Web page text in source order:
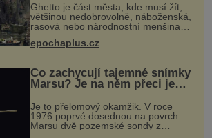
Ghetto je část města, kde musí žít,
většinou nedobrovolně, náboženská,
rasová nebo národnostní menšina
obyvatel. Bohaté historické
zkušenosti mají s takovým životem
epochaplus.cz
Co zachycují tajemné snímky
Marsu? Je na něm přeci jen
Je to přelomový okamžik. V roce
1976 poprvé dosednou na povrch
Marsu dvě pozemské sondy z